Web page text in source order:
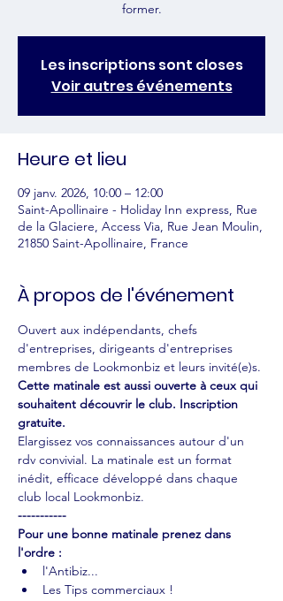
former.
Les inscriptions sont closes
Voir autres événements
Heure et lieu
09 janv. 2026, 10:00 – 12:00
Saint-Apollinaire - Holiday Inn express, Rue
de la Glaciere, Access Via, Rue Jean Moulin,
21850 Saint-Apollinaire, France
À propos de l'événement
Ouvert aux indépendants, chefs
d'entreprises, dirigeants d'entreprises
membres de Lookmonbiz et leurs invité(e)s.
Cette matinale est aussi ouverte à ceux qui
souhaitent découvrir le club. Inscription
gratuite.
Elargissez vos connaissances autour d'un
rdv convivial. La matinale est un format
inédit, efficace développé dans chaque
club local Lookmonbiz.
-----------
Pour une bonne matinale prenez dans
l'ordre :
l'Antibiz...
Les Tips commerciaux !